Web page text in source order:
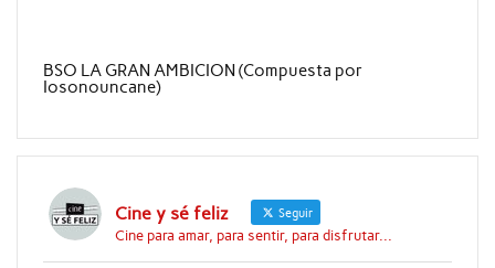
BSO LA GRAN AMBICION (Compuesta por
Iosonouncane)
Cine y sé feliz Seguir
Cine para amar, para sentir, para disfrutar...